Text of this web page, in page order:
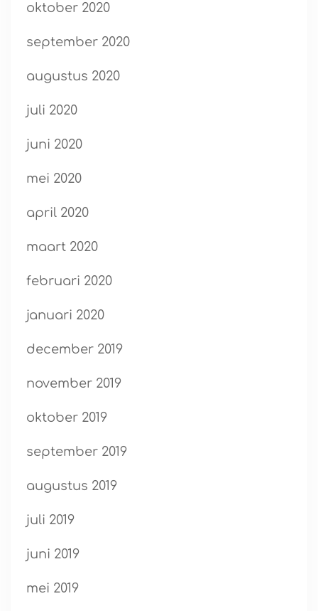
oktober 2020
september 2020
augustus 2020
juli 2020
juni 2020
mei 2020
april 2020
maart 2020
februari 2020
januari 2020
december 2019
november 2019
oktober 2019
september 2019
augustus 2019
juli 2019
juni 2019
mei 2019